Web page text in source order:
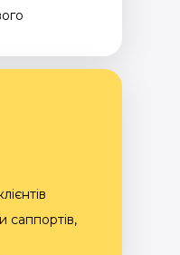
саппортів,